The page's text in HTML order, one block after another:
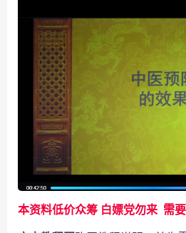
本资料低价众筹 白嫖党勿来 需